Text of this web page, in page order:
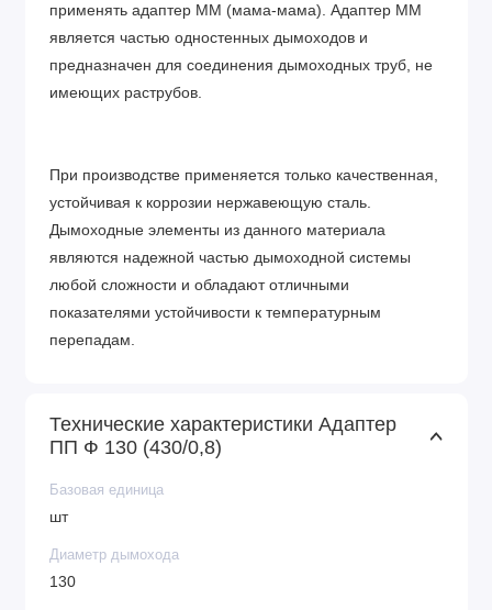
применять адаптер ММ (мама-мама). Адаптер ММ
является частью одностенных дымоходов и
предназначен для соединения дымоходных труб, не
имеющих раструбов.
При производстве применяется только качественная,
устойчивая к коррозии нержавеющую сталь.
Дымоходные элементы из данного материала
являются надежной частью дымоходной системы
любой сложности и обладают отличными
показателями устойчивости к температурным
перепадам.
Технические характеристики Адаптер
ПП Ф 130 (430/0,8)
Базовая единица
шт
Диаметр дымохода
130